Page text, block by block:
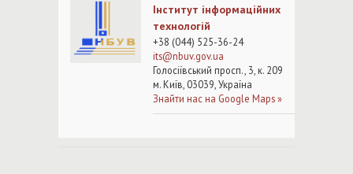
Інститут інформаційних
технологій
+38 (044) 525-36-24
its@nbuv.gov.ua
Голосіївський просп., 3, к. 209
м. Київ, 03039, Україна
Знайти нас на Google Maps »